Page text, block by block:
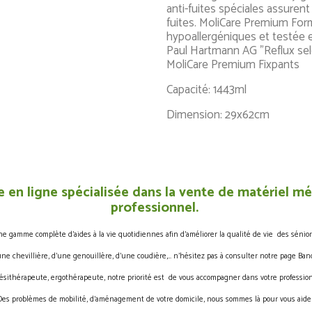
anti-fuites spéciales
fuites. MoliCare Premium
hypoallergéniques et testée
Paul Hartmann AG "Reflux
MoliCare Premium Fixpants
Capacité: 1443ml
Dimension: 29x62cm
ligne spécialisée dans la vente de matériel
professionnel.
gamme complète d’aides à la vie quotidiennes afin d’améliorer la qualité de vie des
chevillière, d’une genouillère, d’une coudière,… n’hésitez pas à consulter notre page
ergothérapeute, notre priorité est de vous accompagner dans votre
problèmes de mobilité, d’aménagement de votre domicile, nous sommes là pour vous